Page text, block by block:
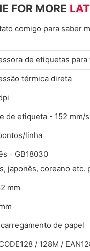
FOR MORE
comigo para saber
de etiquetas
térmica direta
de etiqueta - 152 mm/
linha
- GB18030
japonês, coreano
mm
de papel
/ 128M /